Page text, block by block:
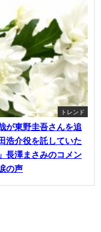
トレンド
が東野圭吾さんを追
浩介役を託していた
長澤まさみのコメン
の声